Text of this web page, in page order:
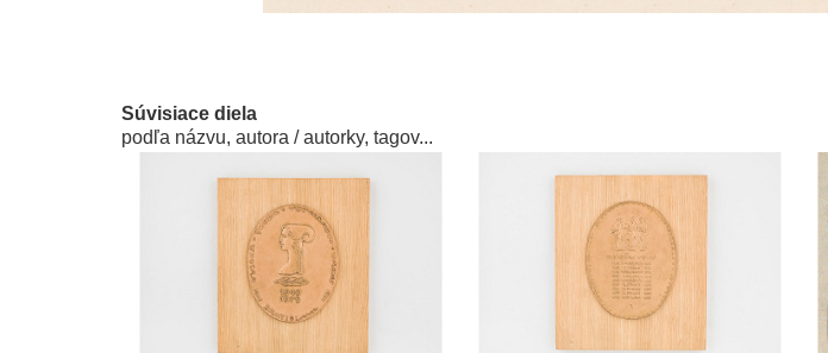
Súvisiace diela
podľa názvu, autora / autorky, tagov...